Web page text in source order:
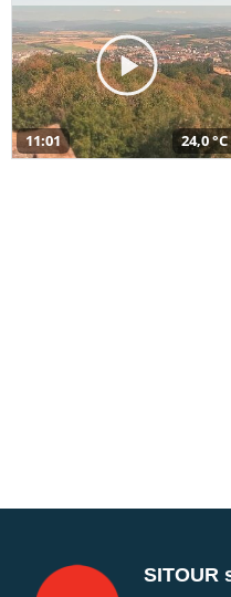
11:01 24,0 °C
SITOUR